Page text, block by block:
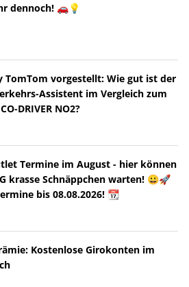
dennoch! 🚗💡
TomTom vorgestellt: Wie gut ist der
Assistent im Vergleich zum
DRIVER NO2?
Termine im August - hier können
krasse Schnäppchen warten! 😀🚀
bis 08.08.2026! 📆
Kostenlose Girokonten im